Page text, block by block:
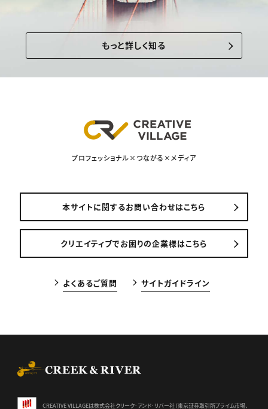
もっと詳しく知る
プロフェッショナル×つながる×メディア
本サイトに関するお問い合わせはこちら
クリエイティブでお困りの企業様はこちら
よくあるご質問 サイトガイドライン
CREATIVE VILLAGEは株式会社クリーク･アンド･リバー社（東京証券取引所プライム市場、